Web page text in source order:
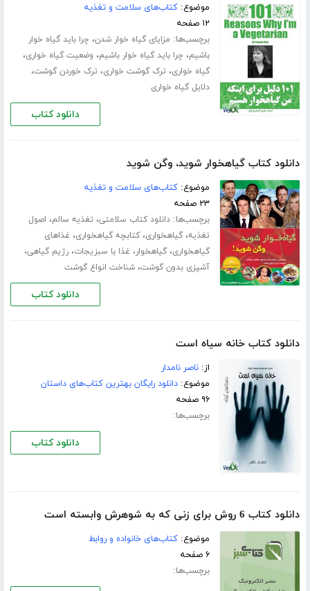
موضوع:کتاب‌های سلامت و تغذیه
۱۲ صفحه
برچسب‌ها: مزایای گیاه خوار شدن، چرا باید گیاه خوار
باشیم، چرا باید گیاه خوار باشیم، وضعیت گیاه خواری،
گیاه خواری، ترک گوشت خواری، ترک خوردن گوشت،
دلایل گیاه خواری
دانلود کتاب
دانلود کتاب گیاهخوار شوید، وگن شوید
موضوع:کتاب‌های سلامت و تغذیه
۲۳ صفحه
برچسب‌ها:دانلود کتاب سلامتی، تغذیه سالم، اصول
تغذیه،گیاهخواری،کتابچه گیاهخواری، غذاهای
گیاهخواری،گیاهخوار، غذا با سبزیجات،رژیم گیاهی،
آشپزی بدون گوشت،شناخت انواع گوشت
دانلود کتاب
دانلود کتاب خانه سیاه است
از:ناصر نامدار
موضوع:دانلود رایگان بهترین کتاب‌های داستان
۹۶ صفحه
برچسب‌ها:
دانلود کتاب
دانلود کتاب 6 روش برای زنی که به شوهرش وابسته است
موضوع:کتاب‌های خانواده و روابط
۶ صفحه
برچسب‌ها: